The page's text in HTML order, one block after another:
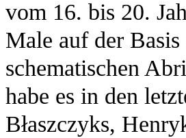
vom 16. bis 20.
Male auf der
schematischen
habe es in den
Błaszczyks,